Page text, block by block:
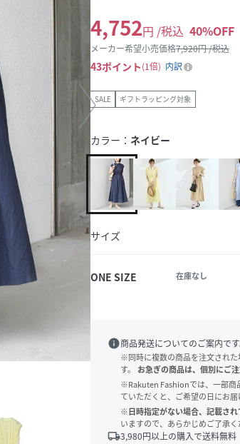
4,752円 /税込 40%OFF
メーカー希望小売価格7,920円 /税込
43ポイント 1倍 内訳
SALE ギフトラッピング対象
カラー： ネイビー
サイズ
ONE SIZE 在庫なし
info商品発送についてのご案内です
※同時に複数の商品を注文され
す。
お急ぎの商品は、個別にご注
※Rakuten Fashionでは、一部商
ていただくと、ご希望の日にお届
※日時指定がない場合、記載さ
いますので、あらかじめご了承く
local_shipping3,980円以上の購入で送料無料